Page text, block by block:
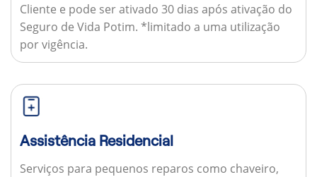
Cliente e pode ser ativado 30 dias após ativação do
Seguro de Vida Potim. *limitado a uma utilização
por vigência.
Assistência Residencial
Serviços para pequenos reparos como chaveiro,